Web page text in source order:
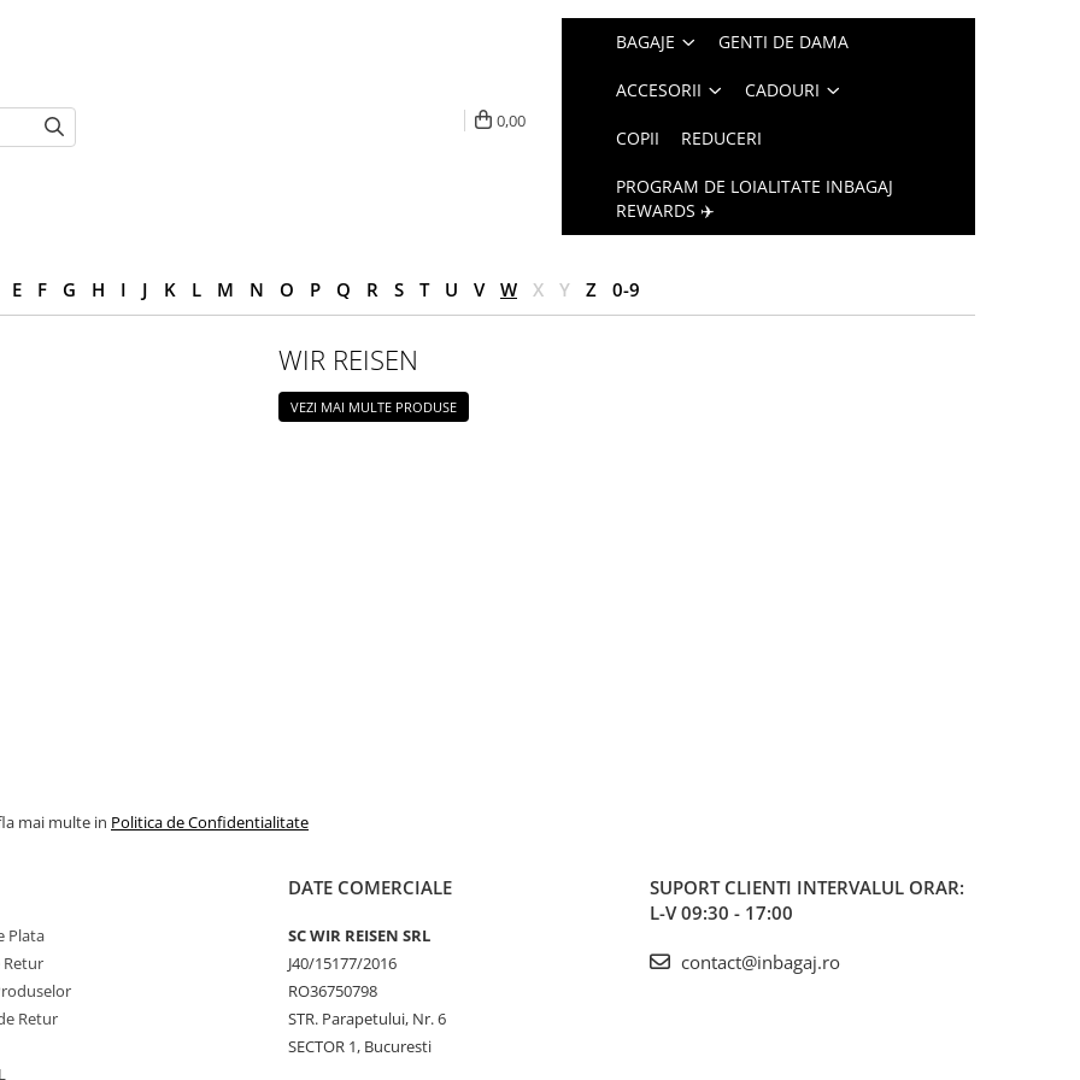
0,00
BAGAJE GENTI DE DAMA
ACCESORII CADOURI
COPII REDUCERI
PROGRAM DE LOIALITATE INBAGAJ
REWARDS ✈️
E F G H I J K L M N O P Q R S T U V W X Y Z 0-9
WIR REISEN
VEZI MAI MULTE PRODUSE
mai multe in Politica de Confidentialitate
Plata
Retur
Retur
DATE COMERCIALE
SC WIR REISEN SRL
J40/15177/2016
RO36750798
STR. Parapetului, Nr. 6
SECTOR 1, Bucuresti
SUPORT CLIENTI INTERVALUL ORAR:
L-V 09:30 - 17:00
contact@inbagaj.ro